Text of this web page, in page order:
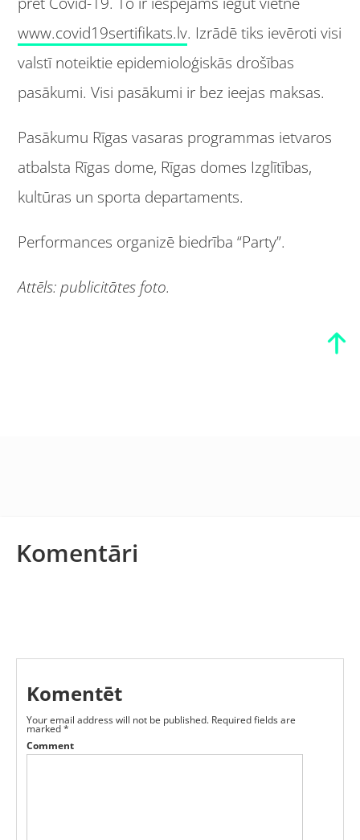
www.covid19sertifikats.lv. Izrādē tiks ievēroti visi
valstī noteiktie epidemioloģiskās drošības
pasākumi. Visi pasākumi ir bez ieejas maksas.
Pasākumu Rīgas vasaras programmas ietvaros
atbalsta Rīgas dome, Rīgas domes Izglītības,
kultūras un sporta departaments.
Performances organizē biedrība “Party”.
Attēls: publicitātes foto.
Komentāri
Komentēt
Your email address will not be published. Required fields are
marked*
Comment